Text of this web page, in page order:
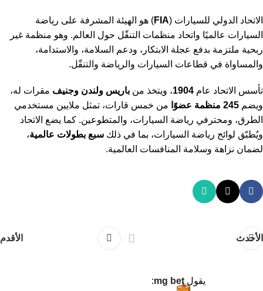
الاتحاد الدولي للسيارات (FIA) هو الهيئة المشرفة على رياضة
السيارات عالميًا واتحاد منظمات التنقّل حول العالم. وهو منظمة غير
ربحية ملتزمة بدفع عجلة الابتكار، ودعم السلامة، والاستدامة،
والمساواة في قطاعات السيارات والرياضة والتنقّل.
تأسس الاتحاد عام 1904، ويتخذ من باريس ولندن وجنيف مقرات له،
ويضم 245 منظمة عضوًا
من خمس قارات، تمثل ملايين مستخدمي
الطرق، ومحترفي رياضة السيارات، والمتطوعين. كما يضع الاتحاد
ويُطبّق لوائح رياضة السيارات، بما في ذلك سبع بطولات عالمية،
لضمان نزاهة وسلامة المنافسات العالمية.
الأحدث الأقدم
يقول mg bet
: